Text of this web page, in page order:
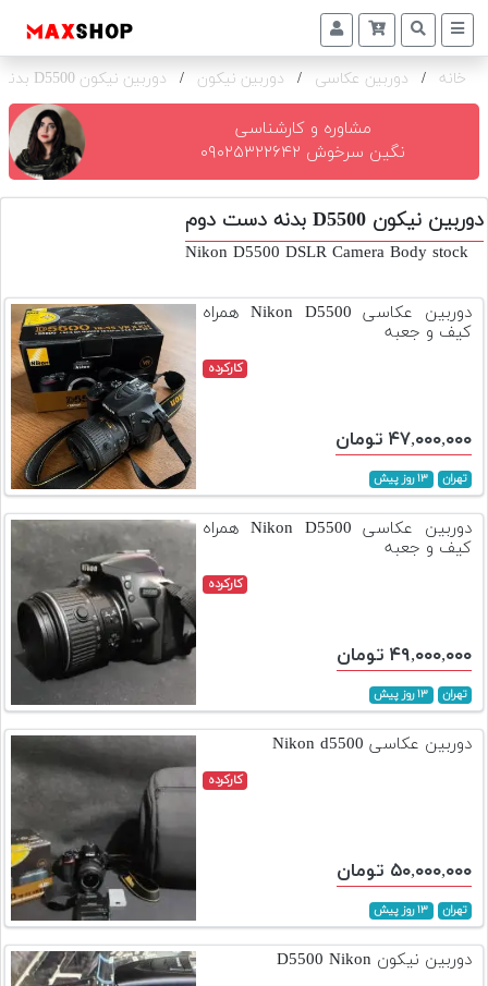
دوربین
و
تجهیزات
و
اکسسوری
دوم
اجاره
دوربین
و
تجهیزات
مکث
دست
دوم
لیست
قیمت
خانه / دوربین عکاسی / دوربین نیکون / دوربین نیکون D5500 بدنه
مشاوره و کارشناسی
نگین سرخوش ۰۹۰۲۵۳۲۲۶۴۲
دوربین نیکون D5500 بدنه دست دوم
Nikon D5500 DSLR Camera Body stock
دوربین عکاسی Nikon D5500 همراه
کیف و جعبه
کارکرده
۴۷,۰۰۰,۰۰۰ تومان
تهران ۱۳ روز پیش
دوربین عکاسی Nikon D5500 همراه
کیف و جعبه
کارکرده
۴۹,۰۰۰,۰۰۰ تومان
تهران ۱۳ روز پیش
دوربین عکاسی Nikon d5500
کارکرده
۵۰,۰۰۰,۰۰۰ تومان
تهران ۱۳ روز پیش
دوربین نیکون D5500 ‌Nikon